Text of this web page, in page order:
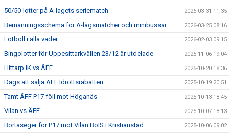
50/50-lotter på A-lagets seriematch 2026-03-31 11:35
Bemanningsschema för A-lagsmatcher och minibussar 2026-03-25 08:16
Fotboll i alla väder 2026-02-03 09:15
Bingolotter för Uppesittarkvällen 23/12 är utdelade 2025-11-06 19:04
Hittarp IK vs ÄFF 2025-10-20 18:36
Dags att sälja ÄFF Idrottsrabatten 2025-10-19 20:51
Tamt ÄFF P17 föll mot Höganäs 2025-10-13 18:45
Vilan vs ÄFF 2025-10-07 18:13
Bortaseger för P17 mot Vilan BoIS i Kristianstad 2025-10-06 09:02